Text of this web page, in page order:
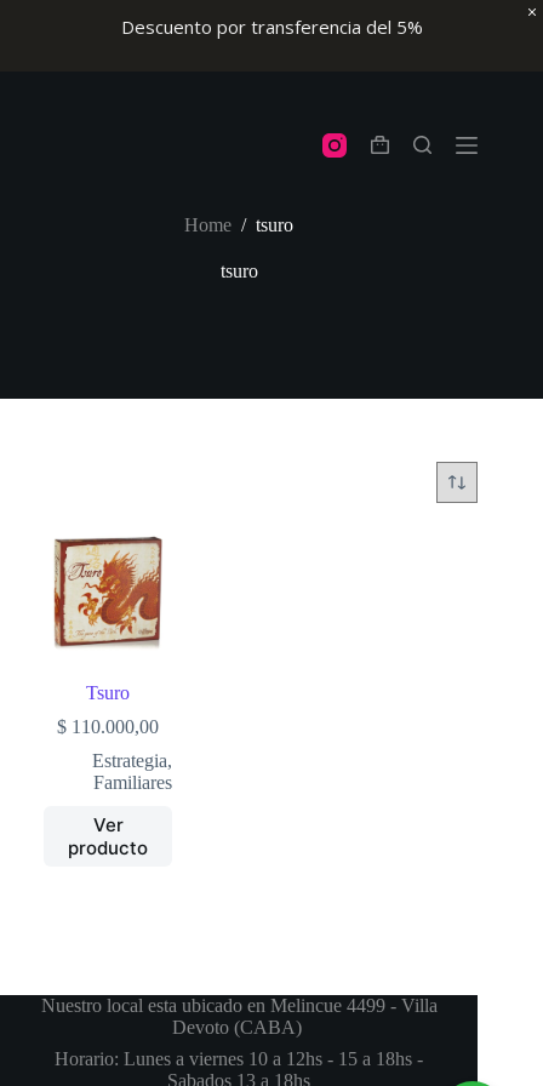
Descuento por transferencia del 5%
Shopping
Home / tsuro
tsuro
Tsuro
$ 110.000,00
Estrategia,
Familiares
Ver
producto
Nuestro local esta ubicado en Melincue 4499 - Villa
Devoto (CABA)
Horario: Lunes a viernes 10 a 12hs - 15 a 18hs -
Sabados 13 a 18hs